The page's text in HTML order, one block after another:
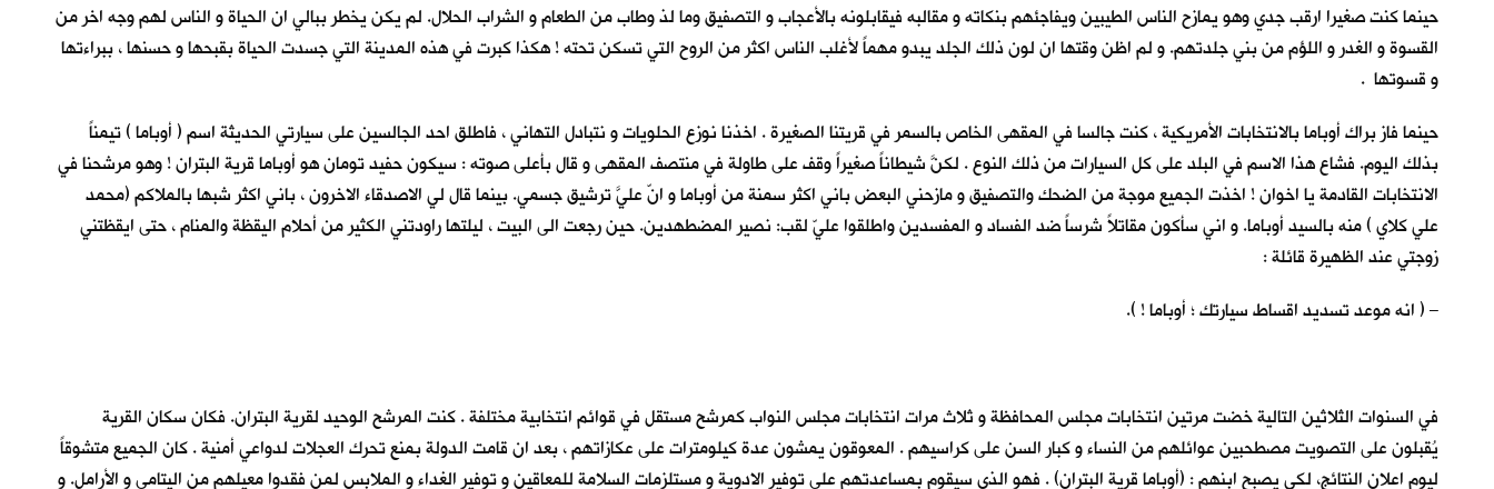
حينما كنت صغيرا ارقب جدي وهو يمازح الناس الطيبين ويفاجئهم بنكاته و مقالبه فيقابلونه بالأعجاب و التصفيق وما لذ وطاب من الطعام و الشراب الحلال. لم يكن يخطر ببالي ان الحياة و الناس لهم وجه اخر من
القسوة و الغدر و اللؤم من بني جلدتهم. و لم اظن وقتها ان لون ذلك الجلد يبدو مهماً لأغلب الناس اكثر من الروح التي تسكن تحته ! هكذا كبرت في هذه المدينة التي جسدت الحياة بقبحها و حسنها ، ببراءتها
و قسوتها .
حينما فاز براك أوباما بالانتخابات الأمريكية ، كنت جالسا في المقهى الخاص بالسمر في قريتنا الصغيرة . اخذنا نوزع الحلويات و نتبادل التهاني ، فاطلق احد الجالسين على سيارتي الحديثة اسم ( أوباما ) تيمناً
بذلك اليوم. فشاع هذا الاسم في البلد على كل السيارات من ذلك النوع . لكنَّ شيطاناً صغيراً وقف على طاولة في منتصف المقهى و قال بأعلى صوته : سيكون حفيد تومان هو أوباما قرية البتران ! وهو مرشحنا في
الانتخابات القادمة يا اخوان ! اخذت الجميع موجة من الضحك والتصفيق و مازحني البعض باني اكثر سمنة من أوباما و انّ عليَّ ترشيق جسمي. بينما قال لي الاصدقاء الاخرون ، باني اكثر شبها بالملاكم (محمد
علي كلاي ) منه بالسيد أوباما. و اني سأكون مقاتلاً شرساً ضد الفساد و المفسدين واطلقوا عليّ لقب: نصير المضطهدين. حين رجعت الى البيت ، ليلتها راودتني الكثير من أحلام اليقظة والمنام ، حتى ايقظتني
زوجتي عند الظهيرة قائلة :
– ( انه موعد تسديد اقساط سيارتك ؛ أوباما ! ).
في السنوات الثلاثين التالية خضت مرتين انتخابات مجلس المحافظة و ثلاث مرات انتخابات مجلس النواب كمرشح مستقل في قوائم انتخابية مختلفة . كنت المرشح الوحيد لقرية البتران. فكان سكان القرية
يُقبلون على التصويت مصطحبين عوائلهم من النساء و كبار السن على كراسيهم . المعوقون يمشون عدة كيلومترات على عكازاتهم ، بعد ان قامت الدولة بمنع تحرك العجلات لدواعي أمنية . كان الجميع متشوقاً
ليوم اعلان النتائج، لكي يصبح ابنهم : (أوباما قرية البتران) . فهو الذي سيقوم بمساعدتهم على توفير الادوية و مستلزمات السلامة للمعاقين و توفير الغداء و الملابس لمن فقدوا معيلهم من اليتامى و الأرامل. و